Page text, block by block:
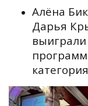
Алёна
Дарья